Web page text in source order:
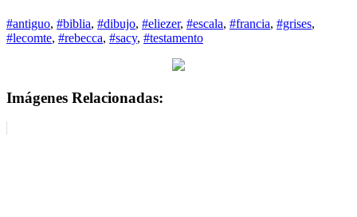
#antiguo, #biblia, #dibujo, #eliezer, #escala, #francia, #grises,
#lecomte, #rebecca, #sacy, #testamento
Imágenes Relacionadas: